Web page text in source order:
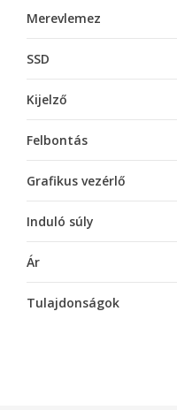
Merevlemez
SSD
Kijelző
Felbontás
Grafikus vezérlő
Induló súly
Ár
Tulajdonságok